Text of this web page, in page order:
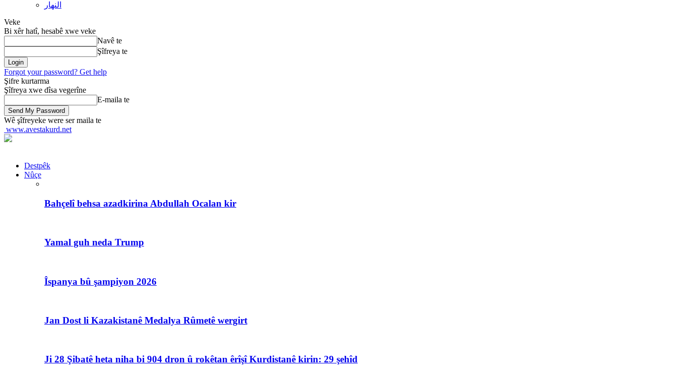
النهار
Veke
Bi xêr hatî, hesabê xwe veke
Navê te
Şîfreya te
Forgot your password? Get help
Şifre kurtarma
Şîfreya xwe dîsa vegerîne
E-maila te
Wê şîfreyeke were ser maila te
www.avestakurd.net
Destpêk
Nûçe
Bahçelî behsa azadkirina Abdullah Ocalan kir
Yamal guh neda Trump
Îspanya bû şampiyon 2026
Jan Dost li Kazakistanê Medalya Rûmetê wergirt
Ji 28 Şibatê heta niha bi 904 dron û rokêtan êrîşî Kurdistanê kirin: 29 şehîd